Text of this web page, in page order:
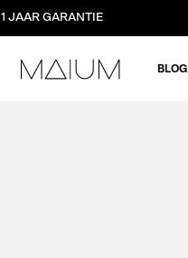
1 JAAR GARANTIE
BLOG